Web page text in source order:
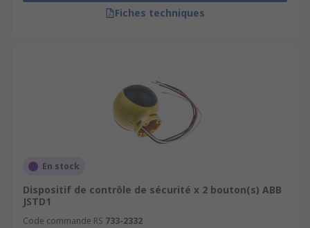
Fiches techniques
En stock
Dispositif de contrôle de sécurité x 2 bouton(s) ABB
JSTD1
Code commande RS 733-2332